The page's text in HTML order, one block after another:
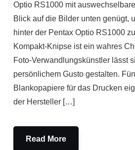
Optio RS1000 mit
Blick auf die Bilder unten genügt,
hinter der Pentax Optio RS1000
Kompakt-Knipse ist ein wahres
Foto-Verwandlungskünstler lässt
persönlichem Gusto gestalten.
Blankopapiere für das Drucken
der Hersteller […]
Read More